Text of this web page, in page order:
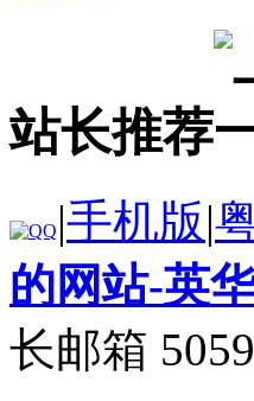
站长推荐
|手机版|
的网站-英
长邮箱